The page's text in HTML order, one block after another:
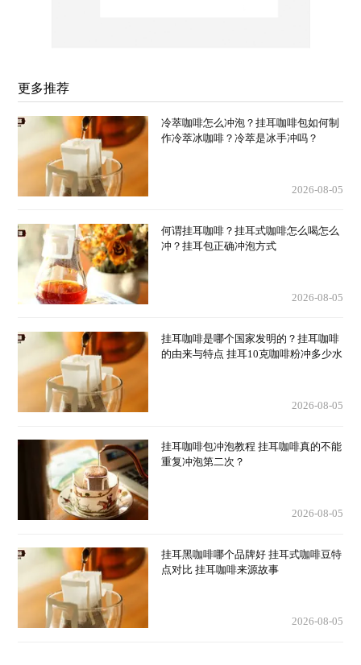
更多推荐
冷萃咖啡怎么冲泡？挂耳咖啡包如何制
作冷萃冰咖啡？冷萃是冰手冲吗？
2026-08-05
何谓挂耳咖啡？挂耳式咖啡怎么喝怎么
冲？挂耳包正确冲泡方式
2026-08-05
挂耳咖啡是哪个国家发明的？挂耳咖啡
的由来与特点 挂耳10克咖啡粉冲多少水
2026-08-05
挂耳咖啡包冲泡教程 挂耳咖啡真的不能
重复冲泡第二次？
2026-08-05
挂耳黑咖啡哪个品牌好 挂耳式咖啡豆特
点对比 挂耳咖啡来源故事
2026-08-05